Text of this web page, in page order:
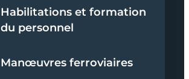
Habilitations et formation
du personnel
Manœuvres ferroviaires